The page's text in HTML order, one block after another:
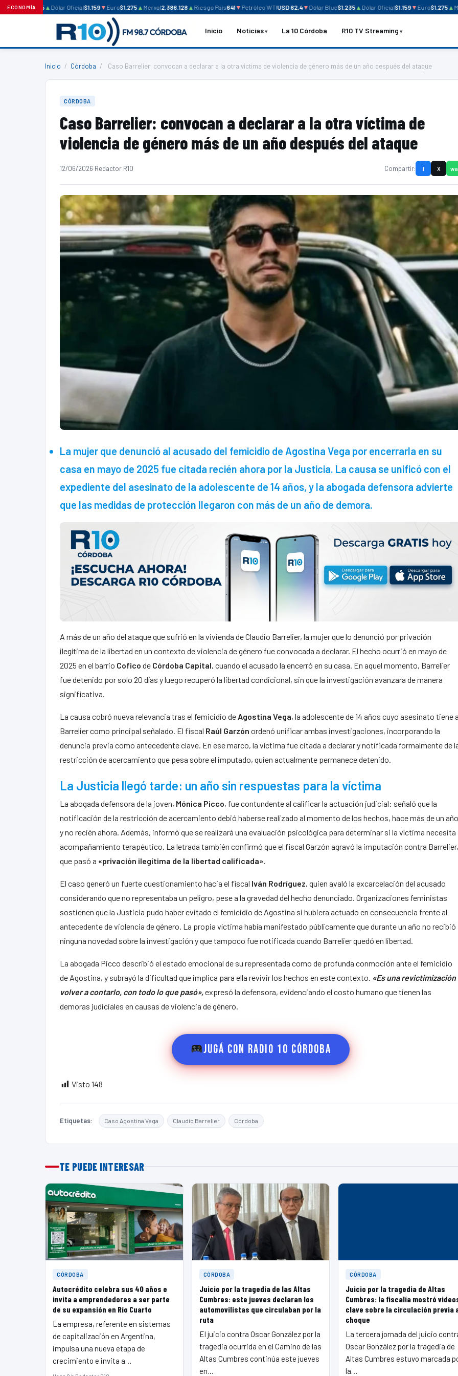
ECONOMÍA
Blue$1.235 Dólar Oficial$1.159▼Euro$1.275▲Merval2.386.128▲Riesgo País641▼Petróleo WTIUSD 62,4▼Dólar Blue$1.235▲Dólar Oficial$1.159▼Euro$1.275▲
Inicio Noticias La 10 Córdoba R10 TV Streaming
Inicio / Córdoba / Caso Barrelier: convocan a declarar a la otra víctima de violencia de género más de un año después del ataque
CÓRDOBA
Caso Barrelier: convocan a declarar a la otra víctima de
violencia de género más de un año después del ataque
12/06/2026·Redactor R10 Compartir: f X wa
La mujer que denunció al acusado del femicidio de Agostina Vega por encerrarla en su
casa en mayo de 2025 fue citada recién ahora por la Justicia. La causa se unificó con el
expediente del asesinato de la adolescente de 14 años, y la abogada defensora advierte
que las medidas de protección llegaron con más de un año de demora.
A más de un año del ataque que sufrió en la vivienda de Claudio Barrelier, la mujer que lo denunció por privación
ilegítima de la libertad en un contexto de violencia de género fue convocada a declarar. El hecho ocurrió en mayo de
2025 en el barrio Cofico de Córdoba Capital, cuando el acusado la encerró en su casa. En aquel momento, Barrelier
fue detenido por solo 20 días y luego recuperó la libertad condicional, sin que la investigación avanzara de manera
significativa.
La causa cobró nueva relevancia tras el femicidio de Agostina Vega, la adolescente de 14 años cuyo asesinato tiene a
Barrelier como principal señalado. El fiscal Raúl Garzón ordenó unificar ambas investigaciones, incorporando la
denuncia previa como antecedente clave. En ese marco, la víctima fue citada a declarar y notificada formalmente de
restricción de acercamiento que pesa sobre el imputado, quien actualmente permanece detenido.
La Justicia llegó tarde: un año sin respuestas para la víctima
La abogada defensora de la joven, Mónica Picco, fue contundente al calificar la actuación judicial: señaló que la
notificación de la restricción de acercamiento debió haberse realizado al momento de los hechos, hace más de un
y no recién ahora. Además, informó que se realizará una evaluación psicológica para determinar si la víctima necesita
acompañamiento terapéutico. La letrada también confirmó que el fiscal Garzón agravó la imputación contra Barrelier,
que pasó a «privación ilegítima de la libertad calificada».
El caso generó un fuerte cuestionamiento hacia el fiscal Iván Rodríguez, quien avaló la excarcelación del acusado
considerando que no representaba un peligro, pese a la gravedad del hecho denunciado. Organizaciones feministas
sostienen que la Justicia pudo haber evitado el femicidio de Agostina si hubiera actuado en consecuencia frente al
antecedente de violencia de género. La propia víctima había manifestado públicamente que durante un año no recibió
ninguna novedad sobre la investigación y que tampoco fue notificada cuando Barrelier quedó en libertad.
La abogada Picco describió el estado emocional de su representada como de profunda conmoción ante el femicidio
de Agostina, y subrayó la dificultad que implica para ella revivir los hechos en este contexto. «Es una revictimización
volver a contarlo, con todo lo que pasó»,expresó la defensora, evidenciando el costo humano que tienen las
demoras judiciales en causas de violencia de género.
Jugá con Radio 10 Córdoba
Visto 148
Etiquetas: Caso Agostina Vega Claudio Barrelier Córdoba
TE PUEDE INTERESAR
CÓRDOBA
Autocrédito celebra sus 40 años e
invita a emprendedores a ser parte
de su expansión en Río Cuarto
La empresa, referente en sistemas
de capitalización en Argentina,
impulsa una nueva etapa de
crecimiento e invita a…
CÓRDOBA
Juicio por la tragedia de las Altas
Cumbres: este jueves declaran los
automovilistas que circulaban por la
ruta
El juicio contra Oscar González por la
tragedia ocurrida en el Camino de las
Altas Cumbres continúa este jueves
en…
CÓRDOBA
Juicio por la tragedia de Altas
Cumbres: la fiscalía mostró
clave sobre la circulación previa
choque
La tercera jornada del juicio
Oscar González por la tragedia de
Altas Cumbres estuvo marcada
la…